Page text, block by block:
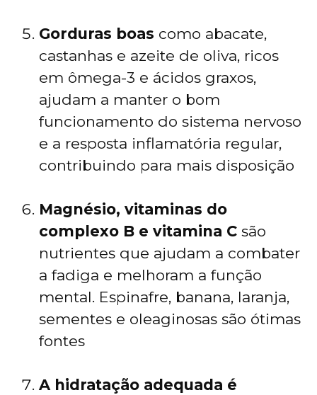
Gorduras boas como abacate,
castanhas e azeite de oliva, ricos
em ômega-3 e ácidos graxos,
ajudam a manter o bom
funcionamento do sistema nervoso
e a resposta inflamatória regular,
contribuindo para mais disposição
Magnésio, vitaminas do
complexo B e vitamina C são
nutrientes que ajudam a combater
a fadiga e melhoram a função
mental. Espinafre, banana, laranja,
sementes e oleaginosas são ótimas
fontes
A hidratação adequada é